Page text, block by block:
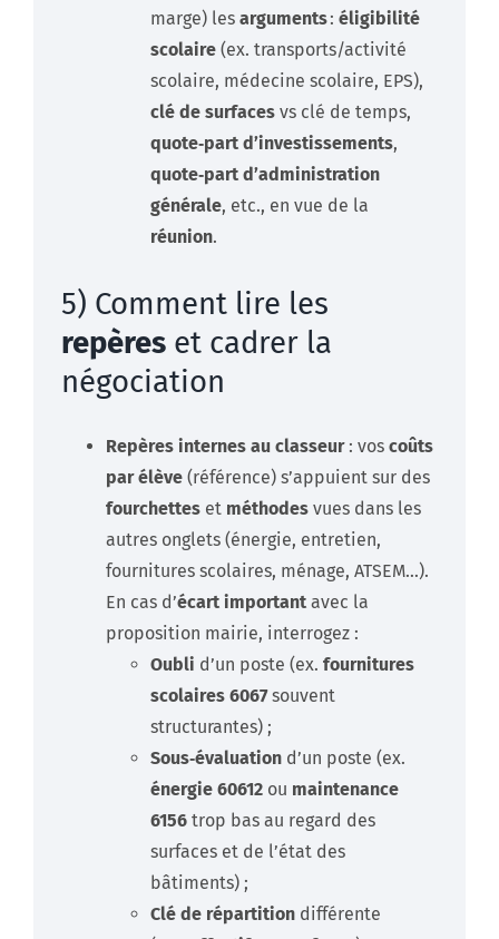
marge) les arguments: éligibilité
scolaire (ex. transports/activité
scolaire, médecine scolaire, EPS),
clé de surfaces vs clé de temps,
quote‑part d’investissements,
quote‑part d’administration
générale, etc., en vue de la
réunion.
5) Comment lire les
repères et cadrer la
négociation
Repères internes au classeur: vos coûts
par élève (référence) s’appuient sur des
fourchettes et méthodes vues dans les
autres onglets (énergie, entretien,
fournitures scolaires, ménage, ATSEM…).
En cas d’écart important avec la
proposition mairie, interrogez :
Oubli d’un poste (ex. fournitures
scolaires 6067souvent
structurantes) ;
Sous‑évaluation d’un poste (ex.
énergie 60612 ou maintenance
6156 trop bas au regard des
surfaces et de l’état des
bâtiments) ;
Clé de répartition différente